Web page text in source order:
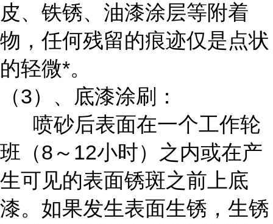
皮、铁锈、油漆涂层等附着
物，任何残留的痕迹仅是点状
的轻微*。
（3）、底漆涂刷：
喷砂后表面在一个工作轮
班（8～12小时）之内或在产
生可见的表面锈斑之前上底
漆。如果发生表面生锈，生锈